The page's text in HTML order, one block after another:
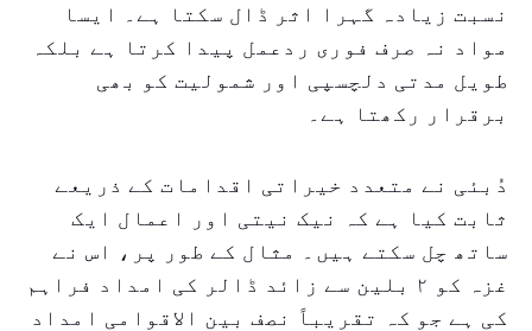
نسبت زیادہ گہرا اثر ڈال سکتا ہے۔ ایسا
مواد نہ صرف فوری ردعمل پیدا کرتا ہے بلکہ
طویل مدتی دلچسپی اور شمولیت کو بھی
برقرار رکھتا ہے۔
دُبئی نے متعدد خیراتی اقدامات کے ذریعے
ثابت کیا ہے کہ نیک نیتی اور اعمال ایک
ساتھ چل سکتے ہیں۔ مثال کے طور پر، اس نے
غزہ کو ۲ بلین سے زائد ڈالر کی امداد فراہم
کی ہے جو کہ تقریباً نصف بین الاقوامی امداد